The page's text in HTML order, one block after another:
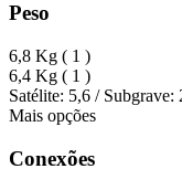
Peso
6,8 Kg ( 1 )
6,4 Kg ( 1 )
Satélite: 5,6 /
Mais opções
Conexões